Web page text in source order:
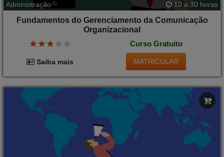
Administração 10 a 30 horas
Fundamentos do Gerenciamento da Comunicação
Organizacional
Curso Gratuito
Saiba mais MATRICULAR